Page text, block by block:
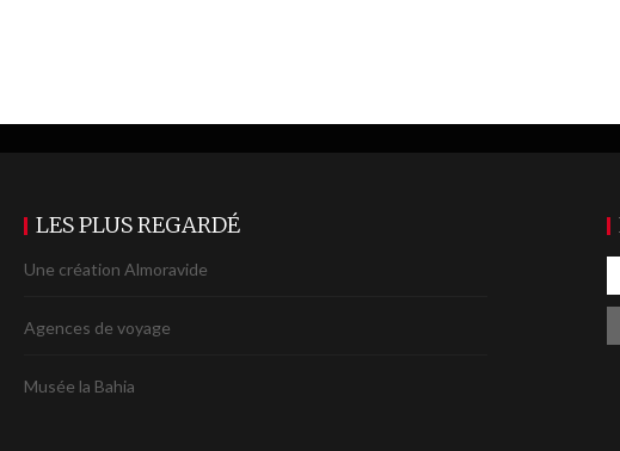
LES PLUS REGARDÉ
Une création Almoravide
Agences de voyage
Musée la Bahia